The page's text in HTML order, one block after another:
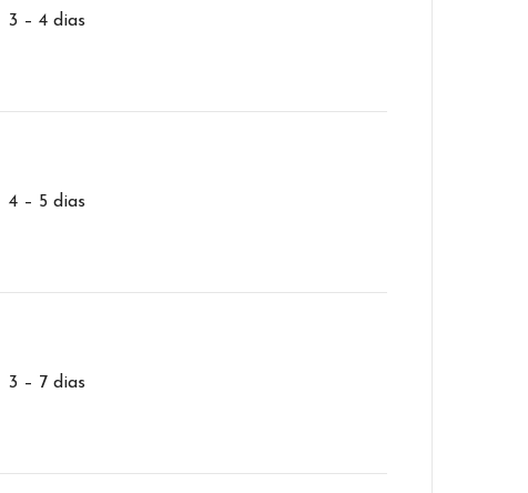
3 – 4 dias
4 – 5 dias
3 – 7 dias